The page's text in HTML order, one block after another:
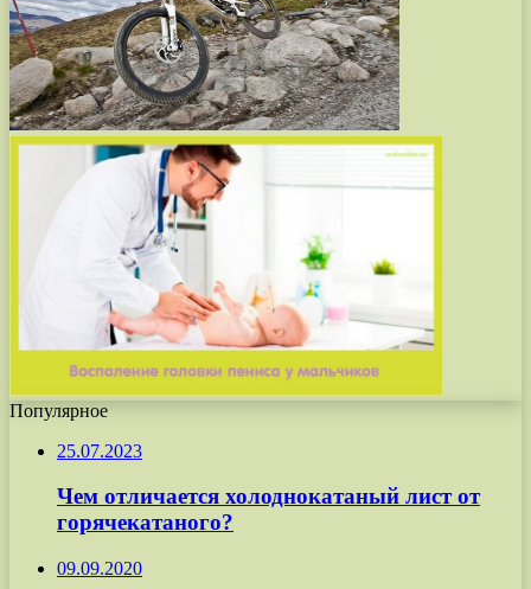
Популярное
25.07.2023
Чем отличается холоднокатаный лист от
горячекатаного?
09.09.2020